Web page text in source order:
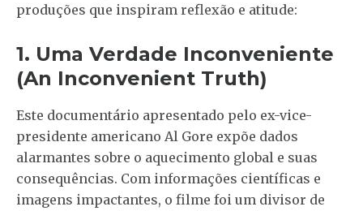
produções que inspiram reflexão e atitude:
1. Uma Verdade Inconveniente
(An Inconvenient Truth)
Este documentário apresentado pelo ex-vice-
presidente americano Al Gore expõe dados
alarmantes sobre o aquecimento global e suas
consequências. Com informações científicas e
imagens impactantes, o filme foi um divisor de